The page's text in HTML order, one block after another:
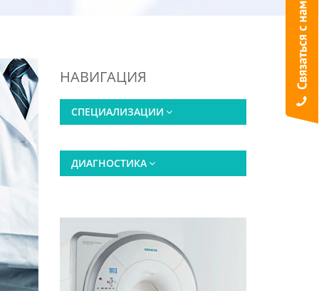
НАВИГАЦИЯ
СПЕЦИАЛИЗАЦИИ
ДИАГНОСТИКА